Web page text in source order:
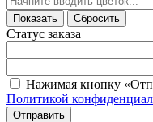
Показать Сбросить
Статус заказа
Нажимая кнопку
Политикой
Отправить